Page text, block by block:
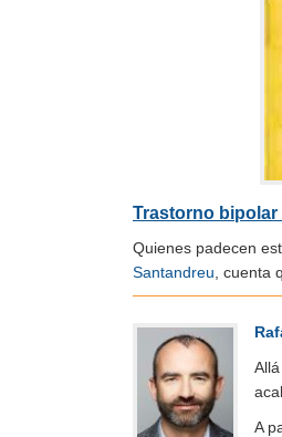
Trastorno bipolar
Quienes padecen
Santandreu ,
A